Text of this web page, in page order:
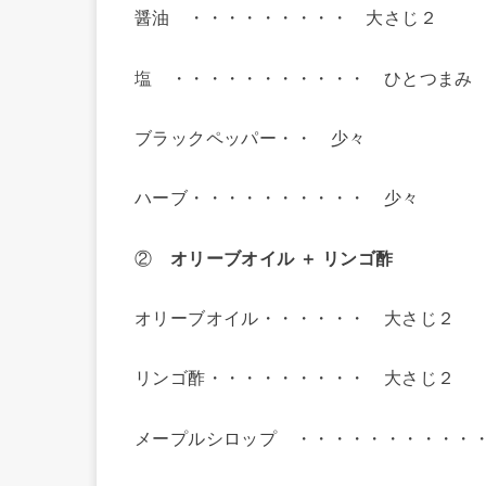
醤油 ・・・・・・・・・ 大さじ２
塩 ・・・・・・・・・・・ ひとつまみ
ブラックペッパー・・ 少々
ハーブ・・・・・・・・・・ 少々
② オリーブオイル ＋ リンゴ酢
オリーブオイル・・・・・・ 大さじ２
リンゴ酢・・・・・・・・・ 大さじ２
メープルシロップ ・・・・・・・・・・